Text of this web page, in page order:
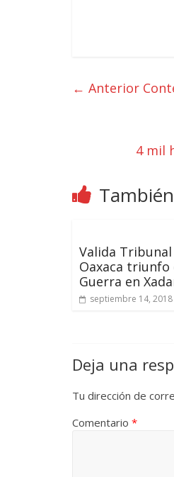
← Anterior
4 mil
Valida
Oaxaca triunfo
Guerra en
septiembre 14, 2018
Deja una
Tu dirección de
Comentario *